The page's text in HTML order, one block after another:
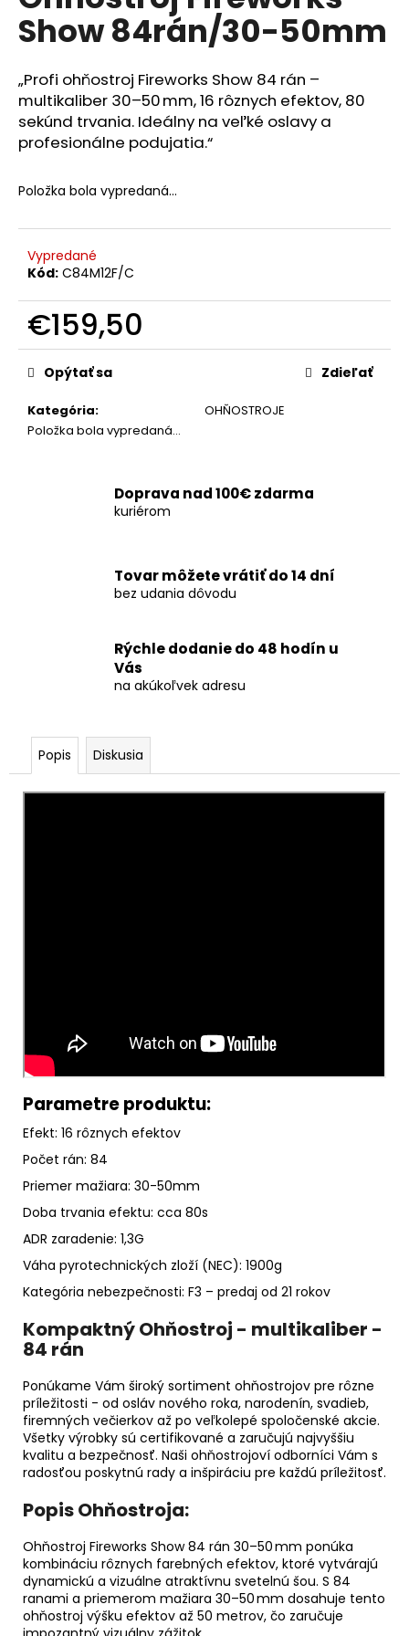
0,0
z
hviezdičiek.
Show 84rán/30-50mm
„Profi ohňostroj Fireworks Show 84 rán –
multikaliber 30–50 mm, 16 rôznych efektov, 80
sekúnd trvania. Ideálny na veľké oslavy a
profesionálne podujatia.“
Položka bola vypredaná…
Vypredané
Kód: C84M12F/C
€159,50
Jednotková
cena:
Kategória:
OHŇOSTROJE
Položka bola vypredaná…
Opýtať sa Zdieľať
A
Doprava nad 100€ zdarma
kuriérom
Tovar môžete vrátiť do 14 dní
bez udania dôvodu
Rýchle dodanie do 48 hodín u
Vás
na akúkoľvek adresu
Popis Diskusia
Parametre produktu:
Efekt: 16 rôznych efektov
Počet rán: 84
Priemer mažiara: 30-50mm
Doba trvania efektu: cca 80s
ADR zaradenie: 1,3G
Váha pyrotechnických zloží (NEC): 1900g
Kategória nebezpečnosti: F3 – predaj od 21 rokov
Kompaktný Ohňostroj - multikaliber -
84 rán
Ponúkame Vám široký sortiment ohňostrojov pre rôzne
príležitosti - od osláv nového roka, narodenín, svadieb,
firemných večierkov až po veľkolepé spoločenské akcie.
Všetky výrobky sú certifikované a zaručujú najvyššiu
kvalitu a bezpečnosť. Naši ohňostrojoví odborníci Vám s
radosťou poskytnú rady a inšpiráciu pre každú príležitosť.
Popis Ohňostroja:
Ohňostroj Fireworks Show 84 rán 30–50 mm ponúka
kombináciu rôznych farebných efektov, ktoré vytvárajú
dynamickú a vizuálne atraktívnu svetelnú šou. S 84
ranami a priemerom mažiara 30–50 mm dosahuje tento
ohňostroj výšku efektov až 50 metrov, čo zaručuje
á
j
s
ť
?
p
o
č
a